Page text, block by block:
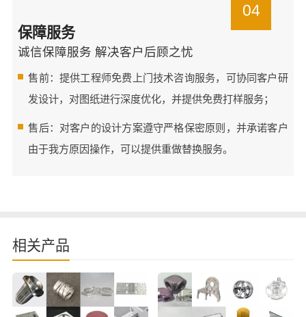
04
保障服务
诚信保障服务 解决客户后顾之忧
售前：提供工程师免费上门技术咨询服务，可协同客户研
发设计，对图纸进行深度优化，并提供免费打样服务；
售后：对客户的设计方案遵守严格保密原则，并承诺客户
由于我方原因操作，可以提供重做替换服务。
相关产品